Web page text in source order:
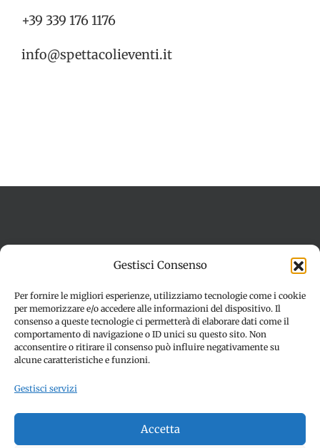
Gestisci Consenso
Per fornire le migliori esperienze, utilizziamo tecnologie come i cookie
per memorizzare e/o accedere alle informazioni del dispositivo. Il
consenso a queste tecnologie ci permetterà di elaborare dati come il
comportamento di navigazione o ID unici su questo sito. Non
acconsentire o ritirare il consenso può influire negativamente su
alcune caratteristiche e funzioni.
Gestisci servizi
Accetta
+39 339 176 1176
info@spettacolieventi.it
Disconoscimento
© Copyright 2012 -2026 | SPETTACOLI EVENTI - CIVITANOVA
MARCHE (MC) - Partita iva: 01907890436 | ALL RIGHTS